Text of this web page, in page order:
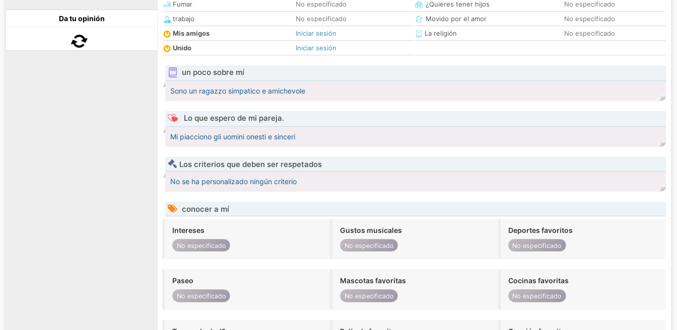
Da tu opinión
Fumar
No especificado
trabajo
No especificado
Mis amigos
Iniciar sesión
Unido
Iniciar sesión
¿Quieres tener hijos
No especificado
Movido por el amor
No especificado
La religión
No especificado
un poco sobre mí
Sono un ragazzo simpatico e amichevole
Lo que espero de mi pareja.
Mi piacciono gli uomini onesti e sinceri
Los criterios que deben ser respetados
No se ha personalizado ningún criterio
conocer a mí
Intereses
No especificado
Gustos musicales
No especificado
Deportes favoritos
No especificado
Paseo
No especificado
Mascotas favoritas
No especificado
Cocinas favoritas
No especificado